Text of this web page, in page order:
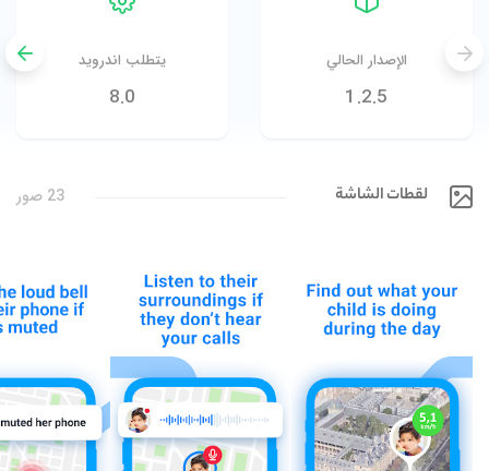
الإصدار الحالي
1.2.5
يتطلب اندرويد
8.0
لقطات الشاشة 23 صور